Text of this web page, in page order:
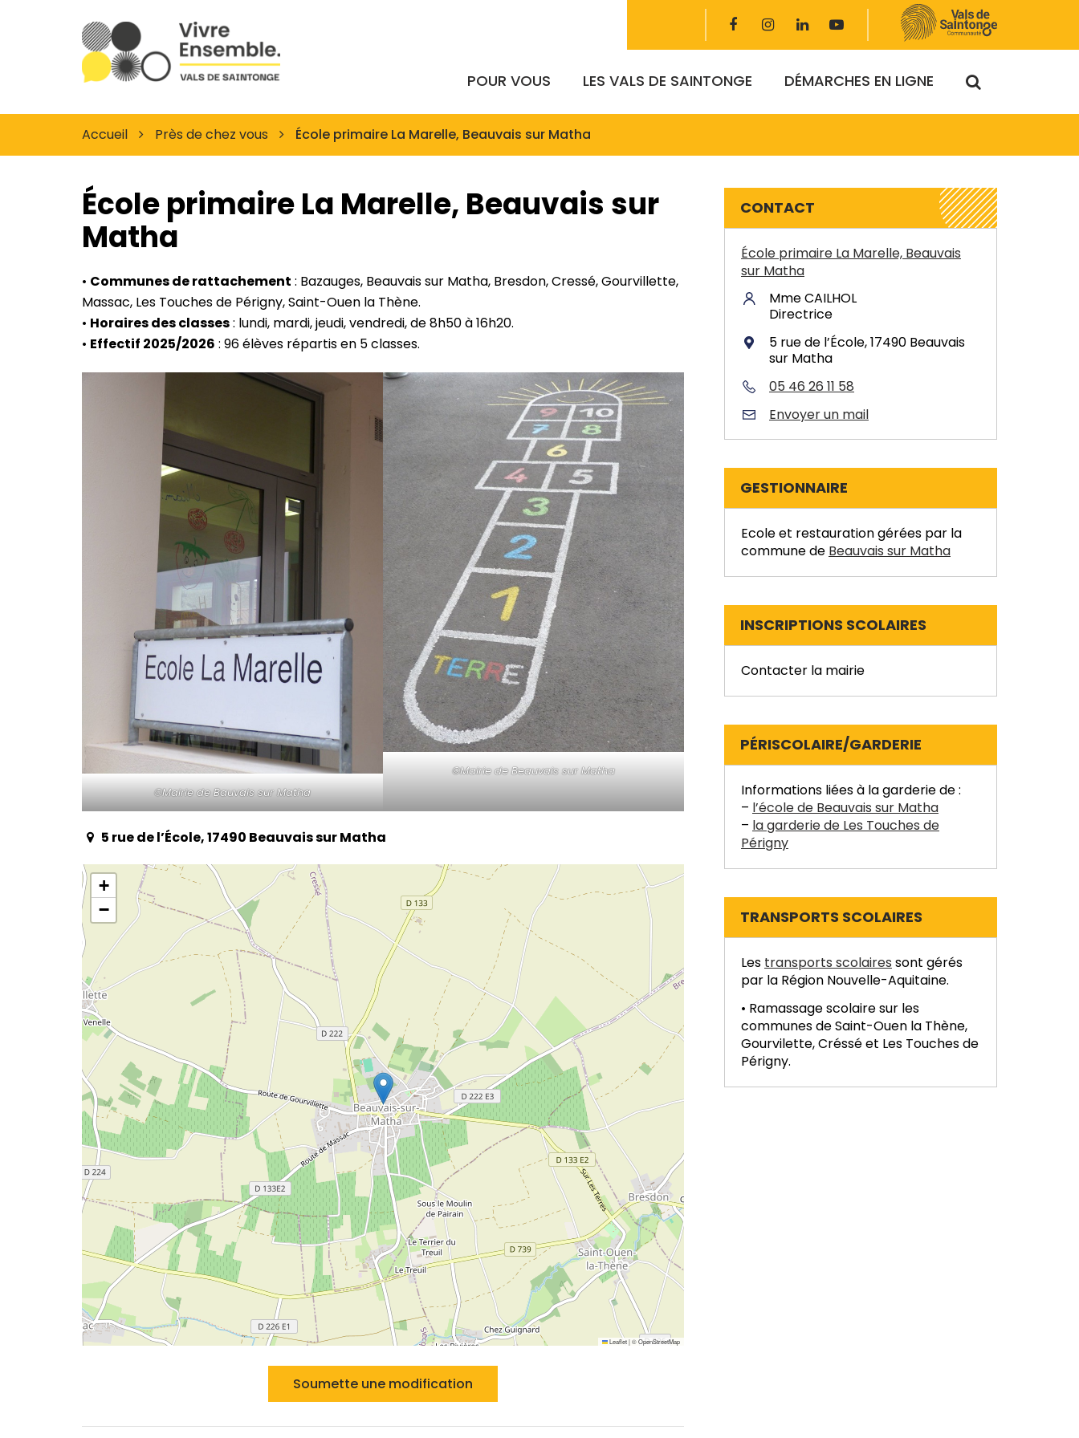
Lien
compte
Facebook
Lien
compte
Instagram
Lien
compte
Linkedin
vers
chaîne
Youtube
Site
officiel
Vals
de
POUR VOUS LES VALS DE SAINTONGE DÉMARCHES EN LIGNE
Accueil Près de chez vous École primaire La Marelle, Beauvais sur Matha
École primaire La Marelle, Beauvais sur
Matha
• Communes de rattachement : Bazauges, Beauvais sur Matha, Bresdon, Cressé, Gourvillette,
Massac, Les Touches de Périgny, Saint-Ouen la Thène.
• Horaires des classes: lundi, mardi, jeudi, vendredi, de 8h50 à 16h20.
• Effectif 2025/2026 : 96 élèves répartis en 5 classes.
©Mairie de Bauvais sur Matha
©Mairie de Beauvais sur Matha
5 rue de l’École, 17490 Beauvais sur Matha
+
−
Leaflet|©OpenStreetMap
Soumette une modification
CONTACT
École primaire La Marelle, Beauvais
sur Matha
Mme CAILHOL
Directrice
5 rue de l’École, 17490 Beauvais
sur Matha
05 46 26 11 58
Envoyer un mail
GESTIONNAIRE
Ecole et restauration gérées par la
commune de Beauvais sur Matha
INSCRIPTIONS SCOLAIRES
Contacter la mairie
PÉRISCOLAIRE/GARDERIE
Informations liées à la garderie de :
– l’école de Beauvais sur Matha
– la garderie de Les Touches de
Périgny
TRANSPORTS SCOLAIRES
Les transports scolaires sont gérés
par la Région Nouvelle-Aquitaine.
• Ramassage scolaire sur les
communes de Saint-Ouen la Thène,
Gourvilette, Créssé et Les Touches de
Périgny.